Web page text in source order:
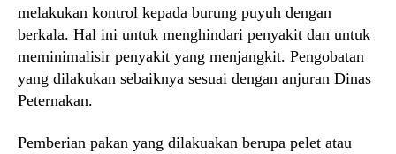
melakukan kontrol kepada burung puyuh dengan
berkala. Hal ini untuk menghindari penyakit dan untuk
meminimalisir penyakit yang menjangkit. Pengobatan
yang dilakukan sebaiknya sesuai dengan anjuran Dinas
Peternakan.
Pemberian pakan yang dilakuakan berupa pelet atau